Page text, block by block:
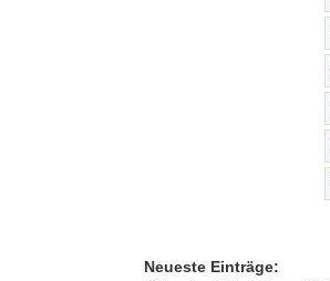
Neueste Einträge: